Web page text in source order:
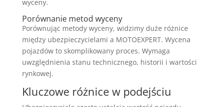
wyceny.
Porównanie metod wyceny
Porównując metody wyceny, widzimy duże różnice
między ubezpieczycielami a MOTOEXPERT. Wycena
pojazdów to skomplikowany proces. Wymaga
uwzględnienia stanu technicznego, historii i wartości
rynkowej.
Kluczowe różnice w podejściu